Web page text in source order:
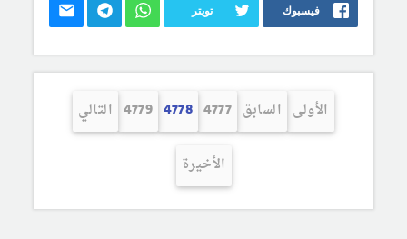
فيسبوك تويتر
الأولى السابق 4777
4778
4779 التالي
الأخيرة